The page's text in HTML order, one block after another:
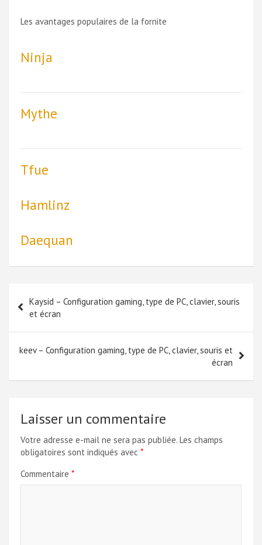
Les avantages populaires de la fornite
Ninja
Mythe
Tfue
Hamlinz
Daequan
de
l’article
Kaysid – Configuration gaming, type de PC, clavier, souris
et écran
keev – Configuration gaming, type de PC, clavier, souris et
écran
Laisser un commentaire
Votre adresse e-mail ne sera pas publiée. Les champs
obligatoires sont indiqués avec *
Commentaire *